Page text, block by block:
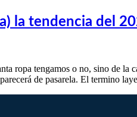
la tendencia del
ropa tengamos o no, sino de
de pasarela. El termino